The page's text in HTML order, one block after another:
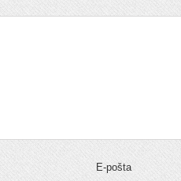
E-pošta